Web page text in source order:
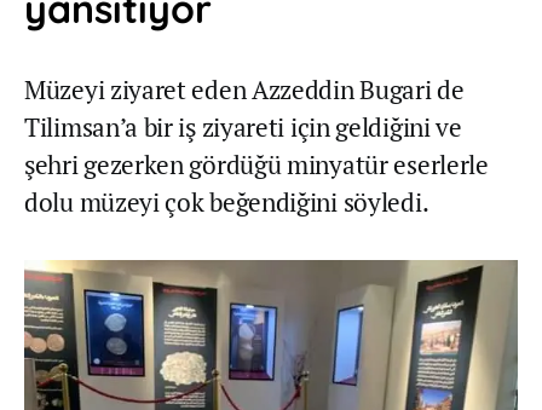
Müzeyi ziyaret eden Azzeddin Bugari de
Tilimsan’a bir iş ziyareti için geldiğini ve
şehri gezerken gördüğü minyatür eserlerle
dolu müzeyi çok beğendiğini söyledi.